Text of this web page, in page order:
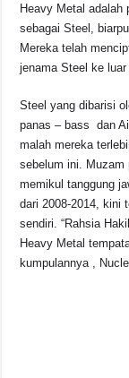
c
e
b
o
o
k
at
s
A
p
p
Heavy Metal adalah
sebagai Steel,
Mereka telah
jenama Steel ke luar
Steel yang dibarisi
panas – bass dan
malah mereka
sebelum ini. Muzam
memikul tanggung
dari 2008-2014, kini
sendiri. “Rahsia
Heavy Metal
kumpulannya ,